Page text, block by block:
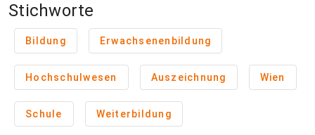
Stichworte
Bildung Erwachsenenbildung
Hochschulwesen Auszeichnung Wien
Schule Weiterbildung